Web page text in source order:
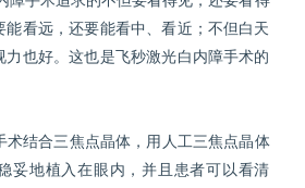
能看远，还要能看中、看近；不但白天
力也好。这也是飞秒激光白内障手术的
结合三焦点晶体，用人工三焦点晶体
妥地植入在眼内，并且患者可以看清